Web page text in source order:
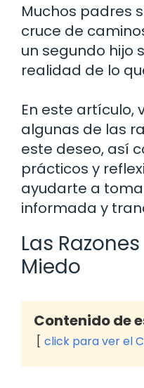
Muchos padres
cruce de
un segundo hijo
realidad de lo
En este artículo,
algunas de las
este deseo, así
prácticos y
ayudarte a
informada y
Las
Miedo
Contenido de
click para ver el